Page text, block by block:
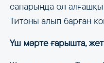
сапарында ол
Титоны алып барған
Үш мәрте ғарышта,